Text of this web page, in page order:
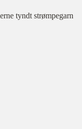
tyndt strømpegarn